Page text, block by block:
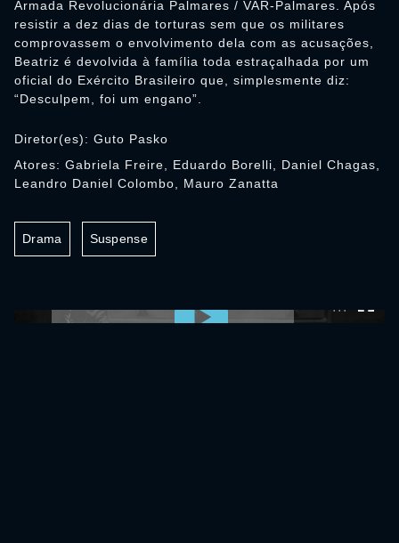
Armada Revolucionária Palmares / VAR-Palmares. Após
resistir a dez dias de torturas sem que os militares
comprovassem o envolvimento dela com as acusações,
Beatriz é devolvida à família toda estraçalhada por um
oficial do Exército Brasileiro que, simplesmente diz:
“Desculpem, foi um engano”.
Diretor(es): Guto Pasko
Atores: Gabriela Freire, Eduardo Borelli, Daniel Chagas,
Leandro Daniel Colombo, Mauro Zanatta
Drama Suspense